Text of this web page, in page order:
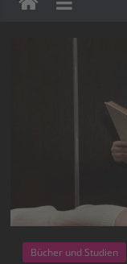
Bücher und Studien